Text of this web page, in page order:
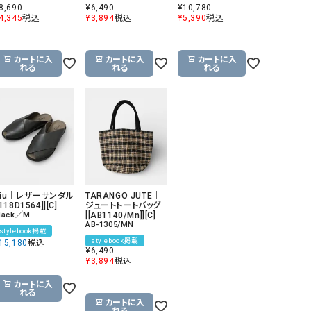
8,690
税込
カートに入
れる
¥6,490
¥3,894税込
カートに入
れる
¥10,780
¥5,390税込
カートに入
れる
｜レザーサンダル
／M
stylebook掲載
税込
カートに入
れる
TARANGO JUTE｜
ジュートトートバッグ
[[AB1140/Mn]][C]
AB-1305/MN
stylebook掲載
¥6,490
¥3,894税込
カートに入